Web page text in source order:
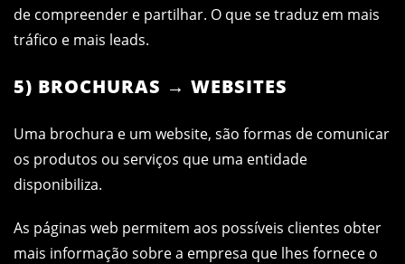
de compreender e partilhar. O que se traduz em mais
tráfico e mais leads.
5) BROCHURAS → WEBSITES
Uma brochura e um website, são formas de comunicar
os produtos ou serviços que uma entidade
disponibiliza.
As páginas web permitem aos possíveis clientes obter
mais informação sobre a empresa que lhes fornece o